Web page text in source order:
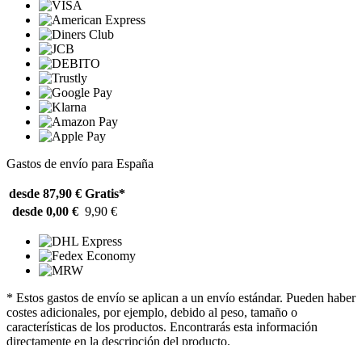
Gastos de envío para España
desde 87,90 € Gratis*
desde 0,00 € 9,90 €
* Estos gastos de envío se aplican a un envío estándar. Pueden haber
costes adicionales, por ejemplo, debido al peso, tamaño o
características de los productos. Encontrarás esta información
directamente en la descripción del producto.